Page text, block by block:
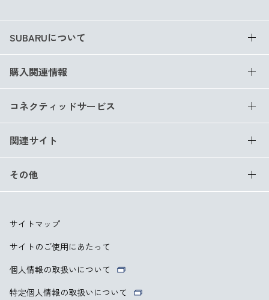
SUBARUについて
購入関連情報
コネクティッドサービス
関連サイト
その他
サイトマップ
サイトのご使用にあたって
個人情報の取扱いについて
特定個人情報の取扱いについて